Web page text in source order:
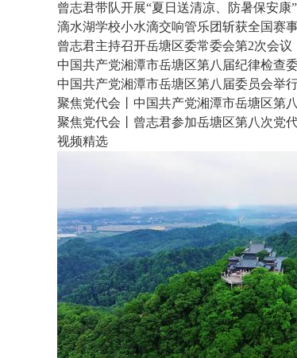
曾志君带队开展“夏日送清凉、防暑保安康
滴水湖学校小水滴交响管乐团斩获全国赛
曾志君主持召开岳塘区委常委会第2次会议
中国共产党湘潭市岳塘区第八届纪律检查
中国共产党湘潭市岳塘区第八届委员会举
聚焦党代会丨中国共产党湘潭市岳塘区第
聚焦党代会丨曾志君参加岳塘区第八次党
视频精选